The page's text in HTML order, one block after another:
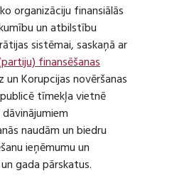
organizāciju finansiālās
un atbilstību
sistēmai, saskaņā ar
finansēšanas
un Korupcijas novēršanas
tīmekļa vietnē
naudām un biedru
ieņēmumu un
gada pārskatus.